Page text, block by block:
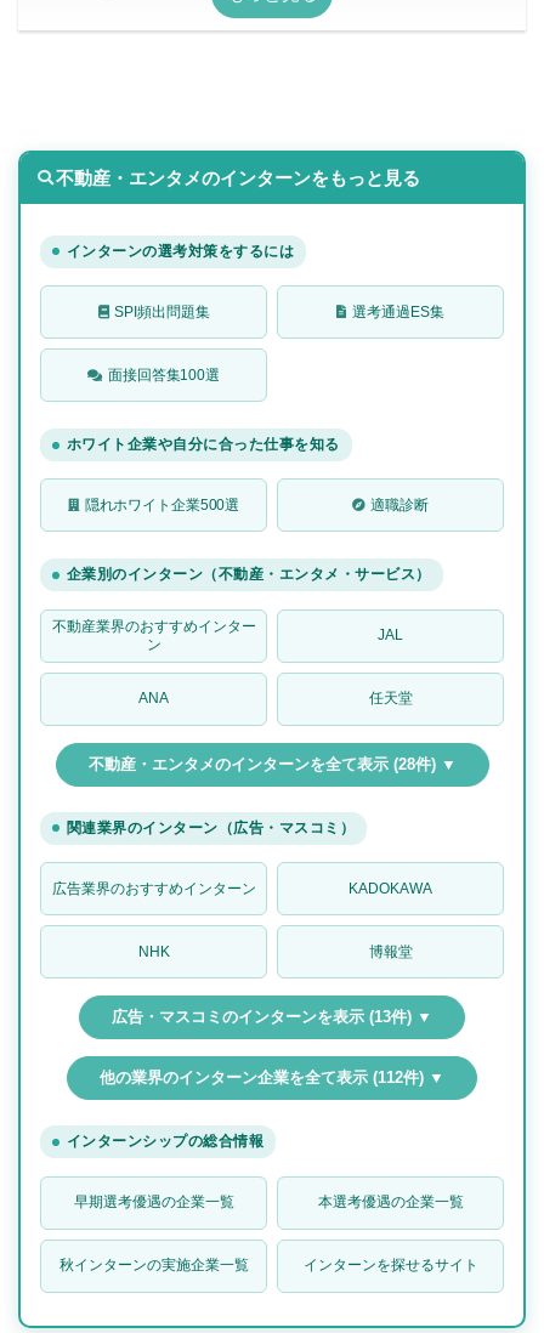
不動産・エンタメのインターンをもっと見る
インターンの選考対策をするには
SPI頻出問題集 選考通過ES集
面接回答集100選
ホワイト企業や自分に合った仕事を知る
隠れホワイト企業500選 適職診断
企業別のインターン（不動産・エンタメ・サービス）
不動産業界のおすすめインター
ン
JAL
ANA 任天堂
不動産・エンタメのインターンを全て表示 (28件) ▼
関連業界のインターン（広告・マスコミ）
広告業界のおすすめインターン KADOKAWA
NHK 博報堂
広告・マスコミのインターンを表示 (13件) ▼
他の業界のインターン企業を全て表示 (112件) ▼
インターンシップの総合情報
早期選考優遇の企業一覧 本選考優遇の企業一覧
秋インターンの実施企業一覧 インターンを探せるサイト